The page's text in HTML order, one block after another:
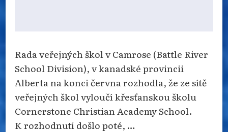
Rada veřejných škol v Camrose (Battle River
School Division), v kanadské provincii
Alberta na konci června rozhodla, že ze sítě
veřejných škol vyloučí křesťanskou školu
Cornerstone Christian Academy School.
K rozhodnutí došlo poté, …